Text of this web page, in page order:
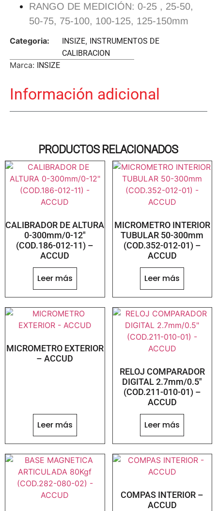
RANGO DE MEDICIÓN: 0-25 , 25-50,
50-75, 75-100, 100-125, 125-150mm
Categoria: INSIZE,
INSTRUMENTOS DE
CALIBRACION
Marca: INSIZE
Información adicional
PRODUCTOS RELACIONADOS
CALIBRADOR DE ALTURA
0-300mm/0-12″
(COD.186-012-11) –
ACCUD
Leer más
MICROMETRO INTERIOR
TUBULAR 50-300mm
(COD.352-012-01) –
ACCUD
Leer más
MICROMETRO EXTERIOR
– ACCUD
Leer más
RELOJ COMPARADOR
DIGITAL 2.7mm/0.5″
(COD.211-010-01) –
ACCUD
Leer más
COMPAS INTERIOR –
ACCUD